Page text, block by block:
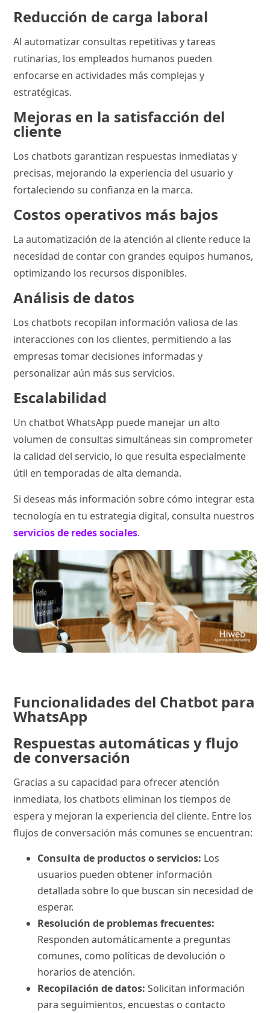
Reducción de carga laboral
Al automatizar consultas repetitivas y tareas
rutinarias, los empleados humanos pueden
enfocarse en actividades más complejas y
estratégicas.
Mejoras en la satisfacción del
cliente
Los chatbots garantizan respuestas inmediatas y
precisas, mejorando la experiencia del usuario y
fortaleciendo su confianza en la marca.
Costos operativos más bajos
La automatización de la atención al cliente reduce la
necesidad de contar con grandes equipos humanos,
optimizando los recursos disponibles.
Análisis de datos
Los chatbots recopilan información valiosa de las
interacciones con los clientes, permitiendo a las
empresas tomar decisiones informadas y
personalizar aún más sus servicios.
Escalabilidad
Un chatbot WhatsApp puede manejar un alto
volumen de consultas simultáneas sin comprometer
la calidad del servicio, lo que resulta especialmente
útil en temporadas de alta demanda.
Si deseas más información sobre cómo integrar esta
tecnología en tu estrategia digital, consulta nuestros
servicios de redes sociales.
Funcionalidades del Chatbot para
WhatsApp
Respuestas automáticas y flujo
de conversación
Gracias a su capacidad para ofrecer atención
inmediata, los chatbots eliminan los tiempos de
espera y mejoran la experiencia del cliente. Entre los
flujos de conversación más comunes se encuentran:
Consulta de productos o servicios: Los
usuarios pueden obtener información
detallada sobre lo que buscan sin necesidad de
esperar.
Resolución de problemas frecuentes:
Responden automáticamente a preguntas
comunes, como políticas de devolución o
horarios de atención.
Recopilación de datos: Solicitan información
para seguimientos, encuestas o contacto